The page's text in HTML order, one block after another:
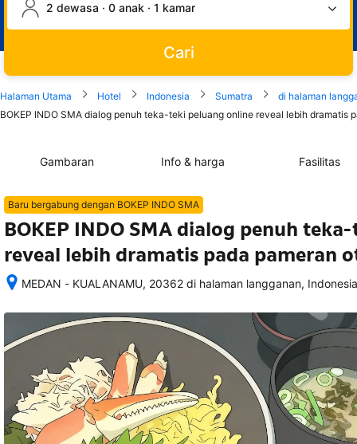
2 dewasa · 0 anak · 1 kamar
Cari
Halaman Utama Hotel Indonesia Sumatra
di halaman
BOKEP INDO SMA dialog penuh teka-teki peluang online reveal lebih dramatis
Gambaran Info & harga Fasilitas
Baru bergabung dengan BOKEP INDO SMA
BOKEP INDO SMA dialog penuh
reveal lebih dramatis pada pameran
MEDAN - KUALANAMU, 20362 di halaman langganan, Indonesia
memesan,
semua
rincian
akomodasi
termasuk
nomor
telepon
dan